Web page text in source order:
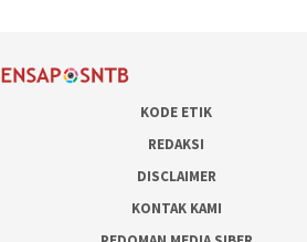
KODE ETIK
REDAKSI
DISCLAIMER
KONTAK KAMI